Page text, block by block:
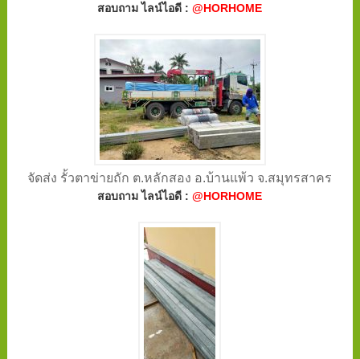
สอบถาม ไลน์ไอดี :@HORHOME
จัดส่ง รั้วตาข่ายถัก ต.หลักสอง อ.บ้านแพ้ว จ.สมุทรสาคร
สอบถาม ไลน์ไอดี :@HORHOME